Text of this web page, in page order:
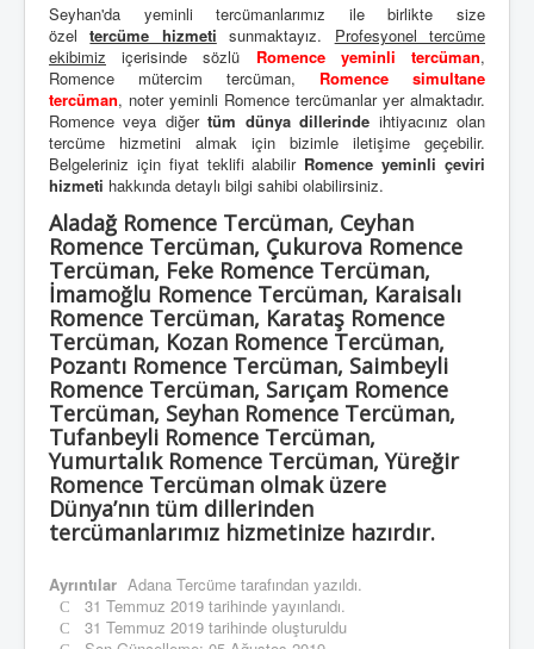
Seyhan'da yeminli tercümanlarımız ile birlikte size
özeltercüme hizmeti sunmaktayız. Profesyonel tercüme
ekibimiz içerisinde sözlü Romence yeminli tercüman,
Romence mütercim tercüman, Romence simultane
tercüman, noter yeminli Romence tercümanlar yer almaktadır.
Romence veya diğertüm dünya dillerinde ihtiyacınız olan
tercüme hizmetini almak için bizimle iletişime geçebilir.
Belgeleriniz için fiyat teklifi alabilir Romence yeminli çeviri
hizmeti hakkında detaylı bilgi sahibi olabilirsiniz.
Aladağ Romence Tercüman, Ceyhan
Romence Tercüman, Çukurova Romence
Tercüman, Feke Romence Tercüman,
İmamoğlu Romence Tercüman, Karaisalı
Romence Tercüman, Karataş Romence
Tercüman, Kozan Romence Tercüman,
Pozantı Romence Tercüman, Saimbeyli
Romence Tercüman, Sarıçam Romence
Tercüman, Seyhan Romence Tercüman,
Tufanbeyli Romence Tercüman,
Yumurtalık Romence Tercüman, Yüreğir
Romence Tercüman olmak üzere
Dünya’nın tüm dillerinden
tercümanlarımız hizmetinize hazırdır.
Ayrıntılar Adana Tercüme tarafından yazıldı.
31 Temmuz 2019 tarihinde yayınlandı.
31 Temmuz 2019 tarihinde oluşturuldu